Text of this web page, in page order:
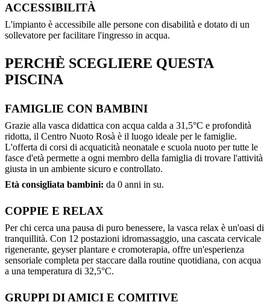
ACCESSIBILITÀ
L'impianto è accessibile alle persone con disabilità e dotato di un
sollevatore per facilitare l'ingresso in acqua.
PERCHÈ SCEGLIERE QUESTA
PISCINA
FAMIGLIE CON BAMBINI
Grazie alla vasca didattica con acqua calda a 31,5°C e profondità
ridotta, il Centro Nuoto Rosà è il luogo ideale per le famiglie.
L'offerta di corsi di acquaticità neonatale e scuola nuoto per tutte le
fasce d'età permette a ogni membro della famiglia di trovare l'attività
giusta in un ambiente sicuro e controllato.
Età consigliata bambini: da 0 anni in su.
COPPIE E RELAX
Per chi cerca una pausa di puro benessere, la vasca relax è un'oasi di
tranquillità. Con 12 postazioni idromassaggio, una cascata cervicale
rigenerante, geyser plantare e cromoterapia, offre un'esperienza
sensoriale completa per staccare dalla routine quotidiana, con acqua
a una temperatura di 32,5°C.
GRUPPI DI AMICI E COMITIVE